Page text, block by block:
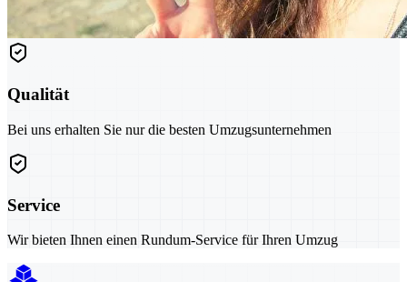
Qualität
Bei uns erhalten Sie nur die besten Umzugsunternehmen
Service
Wir bieten Ihnen einen Rundum-Service für Ihren Umzug